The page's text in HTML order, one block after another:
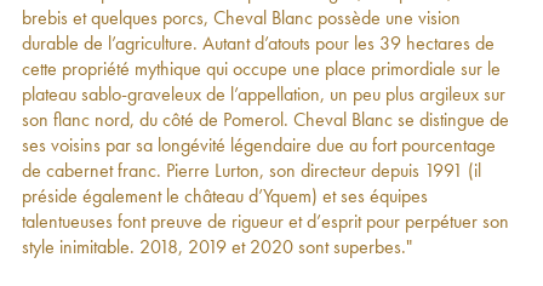
Le Petit Cheval2015 133€
Château Cheval Blanc 1er Grand Cru Classé
A 2014
383€
Le Petit Cheval Second Vin2014 125€
Le Petit Cheval2014 131€
Château Cheval Blanc 1er Grand Cru Classé A
2013
352€
Le Petit Cheval Second Vin2013 117
Le Petit Cheval 2013 153€
Saint-Émilion de Cheval Blanc (3ème vin)2013
brebis et quelques porcs, Cheval Blanc possède une vision
durable de l’agriculture. Autant d’atouts pour les 39 hectares de
cette propriété mythique qui occupe une place primordiale sur le
plateau sablo-graveleux de l’appellation, un peu plus argileux sur
son flanc nord, du côté de Pomerol. Cheval Blanc se distingue de
ses voisins par sa longévité légendaire due au fort pourcentage
de cabernet franc. Pierre Lurton, son directeur depuis 1991 (il
préside également le château d’Yquem) et ses équipes
talentueuses font preuve de rigueur et d’esprit pour perpétuer son
style inimitable. 2018, 2019 et 2020 sont superbes."